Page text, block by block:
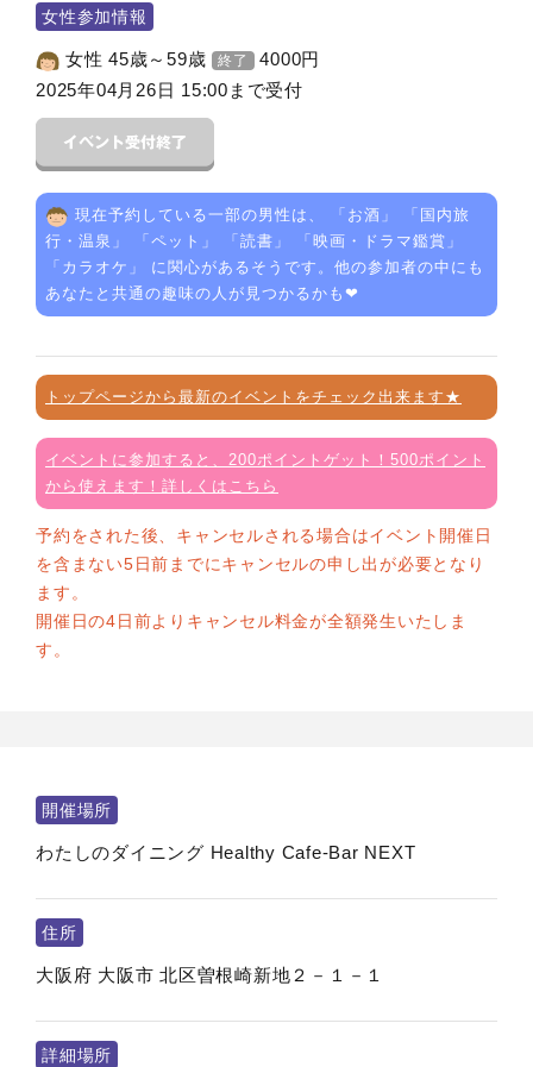
女性参加情報
女性 45歳～59歳 終了 4000円
2025年04月26日 15:00まで受付
現在予約している一部の男性は、 「 お酒 」 「 国内旅
行・温泉 」 「 ペット 」 「 読書 」 「 映画・ドラマ鑑賞 」
「 カラオケ 」 に関心があるそうです。他の参加者の中にも
あなたと共通の趣味の人が見つかるかも❤
トップページから最新のイベントをチェック出来ます★
イベントに参加すると、200ポイントゲット！500ポイント
から使えます！詳しくはこちら
予約をされた後、キャンセルされる場合はイベント開催日
を含まない5日前までにキャンセルの申し出が必要となり
ます。
開催日の4日前よりキャンセル料金が全額発生いたしま
す。
開催場所
わたしのダイニング Healthy Cafe-Bar NEXT
住所
大阪府 大阪市 北区曽根崎新地２－１－１
詳細場所